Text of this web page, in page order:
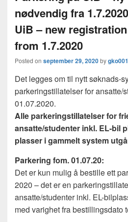
nødvendig fra
UiB – new
from 1.7.2020
Posted on september 29, 2020bygko001
Det legges om til nytt søknads-
parkeringstillatelser for ansatte/
01.07.2020.
Alle parkeringstillatelser for
ansatte/studenter inkl. EL-bil
plasser i gammelt system
Parkering fom. 01.07.20:
Det er kun mulig å bestille ett
2020 – det er en
ansatte/studenter inkl. EL-
med varighet fra bestillingsdato